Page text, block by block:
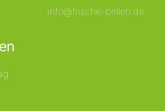
info@frische-brillen.de